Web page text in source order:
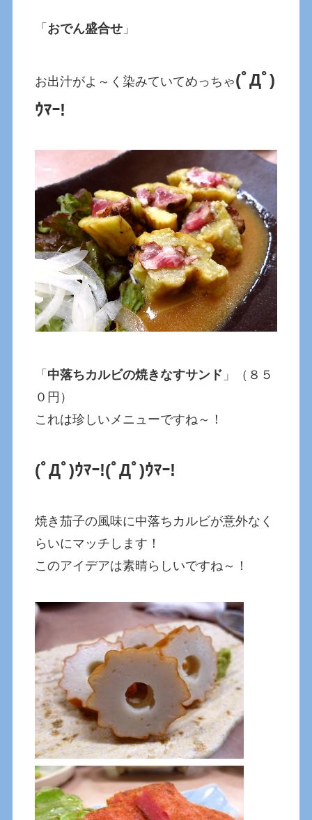
「 おでん盛合せ 」
お出汁がよ～く染みていてめっちゃ(ﾟДﾟ)
ｳﾏｰ!
「 中落ちカルビの焼きなすサンド 」（８５
０円）
これは珍しいメニューですね～！
(ﾟДﾟ)ｳﾏｰ!(ﾟДﾟ)ｳﾏｰ!
焼き茄子の風味に中落ちカルビが意外なく
らいにマッチします！
このアイデアは素晴らしいですね～！